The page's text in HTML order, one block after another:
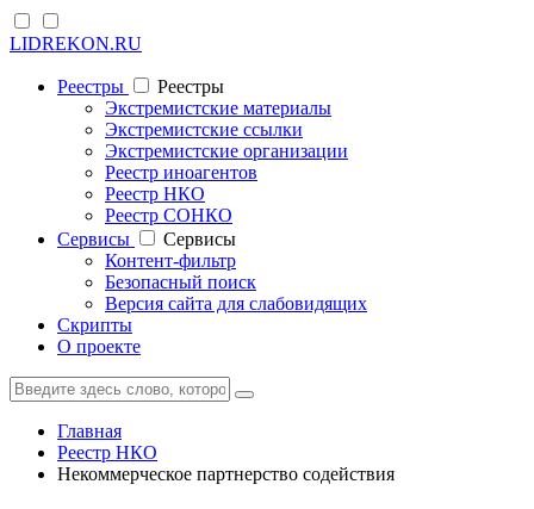
LIDREKON.RU
Реестры
Реестры
Экстремистские материалы
Экстремистские ссылки
Экстремистские организации
Реестр иноагентов
Реестр НКО
Реестр СОНКО
Cервисы
Cервисы
Контент-фильтр
Безопасный поиск
Версия сайта для слабовидящих
Скрипты
О проекте
Главная
Реестр НКО
Некоммерческое партнерство содействия